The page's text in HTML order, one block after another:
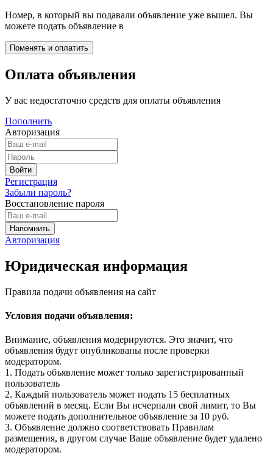
Номер, в который вы подавали объявление уже вышел. Вы
можете подать объявление в
Оплата объявления
У вас недостаточно средств для оплаты объявления
Пополнить
Авторизация
Регистрация
Забыли пароль?
Восстановление пароля
Авторизация
Юридическая информация
Правила подачи объявления на сайт
Условия подачи объявления:
Внимание, объявления модерируются. Это значит, что
объявления будут опубликованы после проверки
модератором.
1. Подать объявление может только зарегистрированный
пользователь
2. Каждый пользователь может подать 15 бесплатных
объявлений в месяц. Если Вы исчерпали свой лимит, то Вы
можете подать дополнительное объявление за 10 руб.
3. Объявление должно соответствовать Правилам
размещения, в другом случае Ваше объявление будет удалено
модератором.